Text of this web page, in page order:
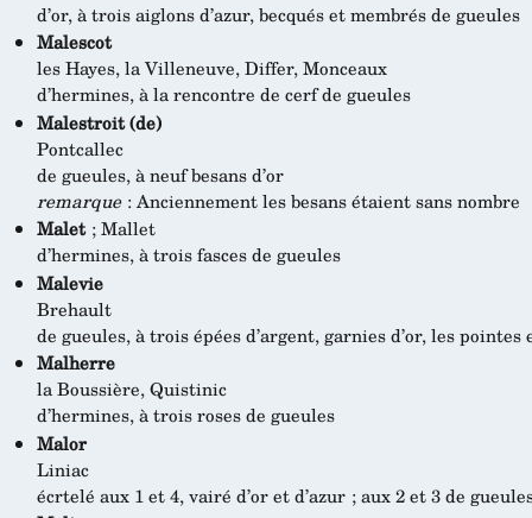
d’or, à trois aiglons d’azur, becqués et membrés de gueules
Malescot
les Hayes, la Villeneuve, Differ, Monceaux
d’hermines, à la rencontre de cerf de gueules
Malestroit (de)
Pontcallec
de gueules, à neuf besans d’or
remarque: Anciennement les besans étaient sans nombre
Malet; Mallet
d’hermines, à trois fasces de gueules
Malevie
Brehault
de gueules, à trois épées d’argent, garnies d’or, les
Malherre
la Boussière, Quistinic
d’hermines, à trois roses de gueules
Malor
Liniac
écrtelé aux 1 et 4, vairé d’or et d’azur ; aux 2 et 3 de